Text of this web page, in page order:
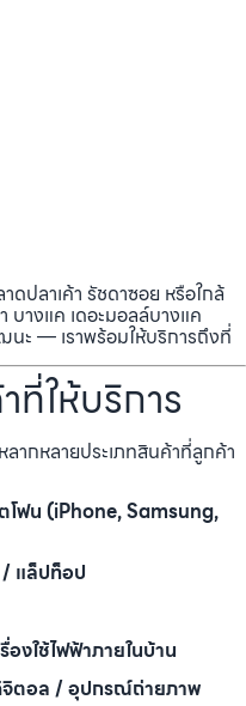
ปลาเค้า รัชดาซอย หรือใกล้
บางแค เดอะมอลล์บางแค
ะ — เราพร้อมให้บริการถึงที่
ที่ให้บริการ
ากหลายประเภทสินค้าที่ลูกค้า
ฟน (iPhone, Samsung,
แล็ปท็อป
องใช้ไฟฟ้าภายในบ้าน
ตอล / อุปกรณ์ถ่ายภาพ